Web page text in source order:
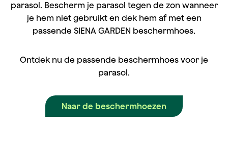
parasol. Bescherm je parasol tegen de zon wanneer
je hem niet gebruikt en dek hem af met een
passende SIENA GARDEN beschermhoes.
Ontdek nu de passende beschermhoes voor je
parasol.
Naar de beschermhoezen